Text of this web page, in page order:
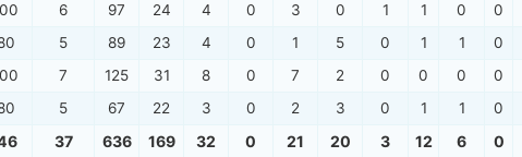
6 97 24 4 0 3 0 1 1 0 0
5 89 23 4 0 1 5 0 1 1 0
7 125 31 8 0 7 2 0 0 0 0
5 67 22 3 0 2 3 0 1 1 0
37 636 169 32 0 21 20 3 12 6 0